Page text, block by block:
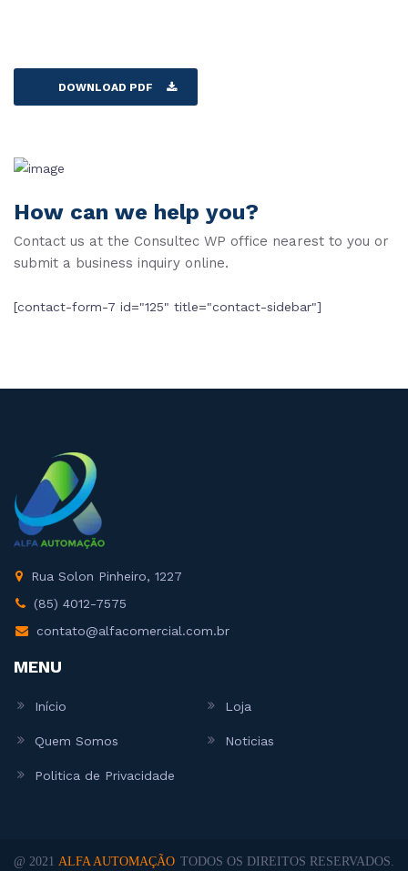
DOWNLOAD PDF
How can we help you?
Contact us at the Consultec WP office nearest to you or
submit a business inquiry online.
[contact-form-7 id="125" title="contact-sidebar"]
Rua Solon Pinheiro, 1227
(85) 4012-7575
contato@alfacomercial.com.br
MENU
Início Loja
Quem Somos Noticias
Politica de Privacidade
@ 2021 ALFA AUTOMAÇÃO TODOS OS DIREITOS RESERVADOS.